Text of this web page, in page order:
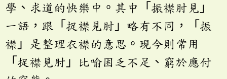
學、求道的快樂中。其中「振襟肘見」
一語，跟「捉襟見肘」略有不同，「振
襟」是整理衣襟的意思。現今則常用
「捉襟見肘」比喻困乏不足、窮於應付